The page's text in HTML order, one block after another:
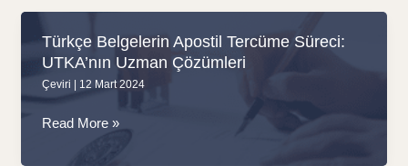
Çeviri
Stratejileri
Türkçe Belgelerin Apostil Tercüme Süreci:
UTKA’nın Uzman Çözümleri
Çeviri 12 Mart 2024
Türkçe
Read More »